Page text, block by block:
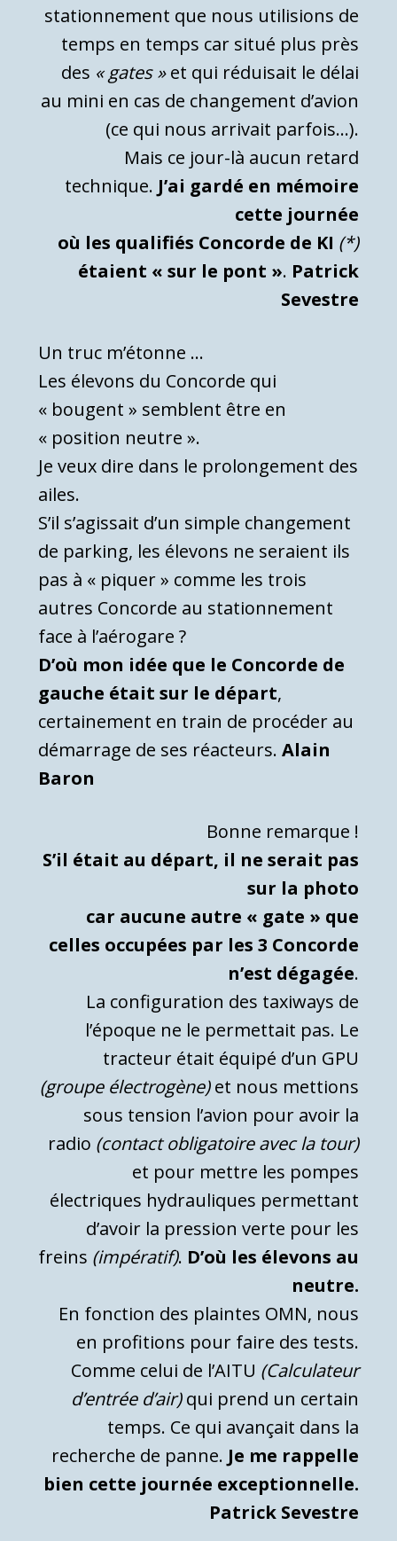
stationnement que nous utilisions de
temps en temps car situé plus près
des « gates »et qui réduisait le délai
au mini en cas de changement d’avion
(ce qui nous arrivait parfois…).
Mais ce jour-là aucun retard
technique. J’ai gardé en mémoire
cette journée
où les qualifiés Concorde de KI (*)
étaient « sur le pont ». Patrick
Sevestre
Un truc m’étonne …
Les élevons du Concorde qui
« bougent » semblent être en
« position neutre ».
Je veux dire dans le prolongement des
ailes.
S’il s’agissait d’un simple changement
de parking, les élevons ne seraient ils
pas à « piquer » comme les trois
autres Concorde au stationnement
face à l’aérogare ?
D’où mon idée que le Concorde de
gauche était sur le départ,
certainement en train de procéder au
démarrage de ses réacteurs. Alain
Baron
Bonne remarque !
S’il était au départ, il ne serait pas
sur la photo
car aucune autre « gate » que
celles occupées par les 3 Concorde
n’est dégagée.
La configuration des taxiways de
l’époque ne le permettait pas. Le
tracteur était équipé d’un GPU
(groupe électrogène)et nous mettions
sous tension l’avion pour avoir la
radio (contact obligatoire avec la tour)
et pour mettre les pompes
électriques hydrauliques permettant
d’avoir la pression verte pour les
freins (impératif). D’où les élevons au
neutre.
En fonction des plaintes OMN, nous
en profitions pour faire des tests.
Comme celui de l’AITU (Calculateur
d’entrée d’air)qui prend un certain
temps. Ce qui avançait dans la
recherche de panne. Je me rappelle
bien cette journée exceptionnelle.
Patrick Sevestre